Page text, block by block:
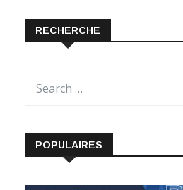
RECHERCHE
POPULAIRES